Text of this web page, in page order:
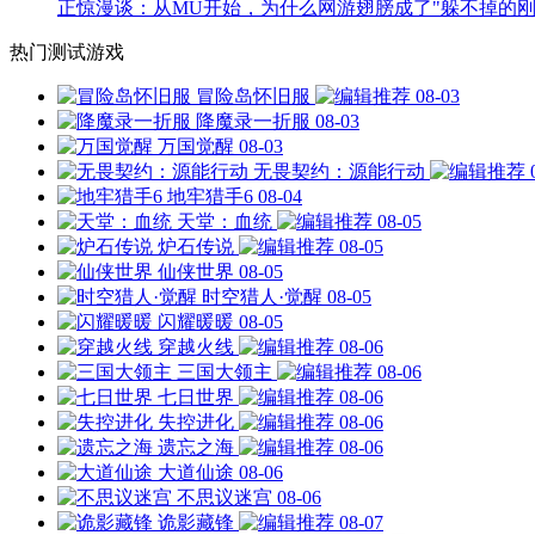
正惊漫谈：从MU开始，为什么网游翅膀成了"躲不掉的
热门测试游戏
冒险岛怀旧服
08-03
降魔录一折服 08-03
万国觉醒 08-03
无畏契约：源能行动
地牢猎手6 08-04
天堂：血统
08-05
炉石传说
08-05
仙侠世界 08-05
时空猎人·觉醒 08-05
闪耀暖暖 08-05
穿越火线
08-06
三国大领主
08-06
七日世界
08-06
失控进化
08-06
遗忘之海
08-06
大道仙途 08-06
不思议迷宫 08-06
诡影藏锋
08-07